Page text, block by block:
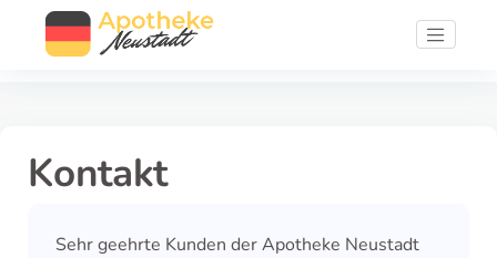
Kontakt
Sehr geehrte Kunden der Apotheke Neustadt